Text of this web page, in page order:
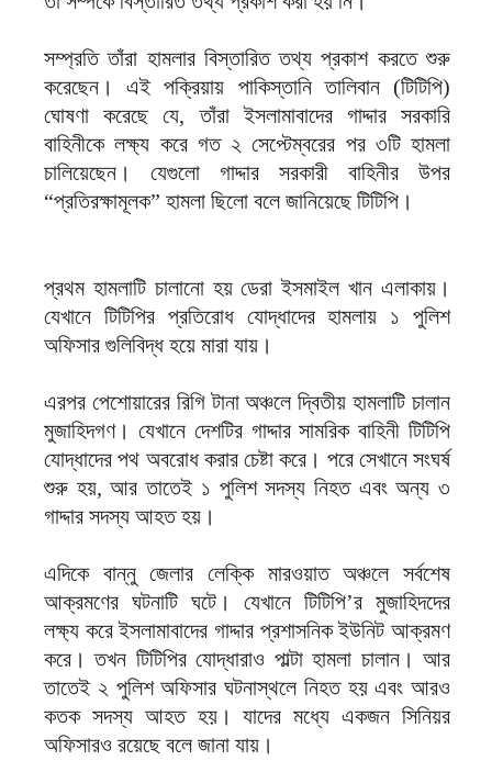
সম্প্রতি তাঁরা হামলার বিস্তারিত তথ্য প্রকাশ করতে শুরু
করেছেন। এই পক্রিয়ায় পাকিস্তানি তালিবান (টিটিপি)
ঘোষণা করেছে যে, তাঁরা ইসলামাবাদের গাদ্দার সরকারি
বাহিনীকে লক্ষ্য করে গত ২ সেপ্টেম্বরের পর ৩টি হামলা
চালিয়েছেন। যেগুলো গাদ্দার সরকারী বাহিনীর উপর
“প্রতিরক্ষামূলক” হামলা ছিলো বলে জানিয়েছে টিটিপি।
প্রথম হামলাটি চালানো হয় ডেরা ইসমাইল খান এলাকায়।
যেখানে টিটিপির প্রতিরোধ যোদ্ধাদের হামলায় ১ পুলিশ
অফিসার গুলিবিদ্ধ হয়ে মারা যায়।
এরপর পেশোয়ারের রিগি টানা অঞ্চলে দ্বিতীয় হামলাটি চালান
মুজাহিদগণ। যেখানে দেশটির গাদ্দার সামরিক বাহিনী টিটিপি
যোদ্ধাদের পথ অবরোধ করার চেষ্টা করে। পরে সেখানে সংঘর্ষ
শুরু হয়, আর তাতেই ১ পুলিশ সদস্য নিহত এবং অন্য ৩
গাদ্দার সদস্য আহত হয়।
এদিকে বান্নু জেলার লেক্কি মারওয়াত অঞ্চলে সর্বশেষ
আক্রমণের ঘটনাটি ঘটে। যেখানে টিটিপি’র মুজাহিদদের
লক্ষ্য করে ইসলামাবাদের গাদ্দার প্রশাসনিক ইউনিট আক্রমণ
করে। তখন টিটিপির যোদ্ধারাও পাল্টা হামলা চালান। আর
তাতেই ২ পুলিশ অফিসার ঘটনাস্থলে নিহত হয় এবং আরও
কতক সদস্য আহত হয়। যাদের মধ্যে একজন সিনিয়র
অফিসারও রয়েছে বলে জানা যায়।